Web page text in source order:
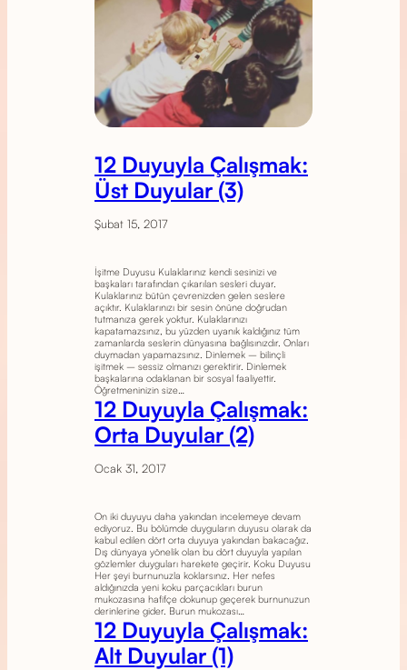
12 Duyuyla Çalışmak:
Üst Duyular (3)
Şubat 15, 2017
İşitme Duyusu Kulaklarınız kendi sesinizi ve
başkaları tarafından çıkarılan sesleri duyar.
Kulaklarınız bütün çevrenizden gelen seslere
açıktır. Kulaklarınızı bir sesin önüne doğrudan
tutmanıza gerek yoktur. Kulaklarınızı
kapatamazsınız, bu yüzden uyanık kaldığınız tüm
zamanlarda seslerin dünyasına bağlısınızdır. Onları
duymadan yapamazsınız. Dinlemek – bilinçli
işitmek – sessiz olmanızı gerektirir. Dinlemek
başkalarına odaklanan bir sosyal faaliyettir.
Öğretmeninizin size…
12 Duyuyla Çalışmak:
Orta Duyular (2)
Ocak 31, 2017
On iki duyuyu daha yakından incelemeye devam
ediyoruz. Bu bölümde duyguların duyusu olarak da
kabul edilen dört orta duyuya yakından bakacağız.
Dış dünyaya yönelik olan bu dört duyuyla yapılan
gözlemler duyguları harekete geçirir. Koku Duyusu
Her şeyi burnunuzla koklarsınız. Her nefes
aldığınızda yeni koku parçacıkları burun
mukozasına hafifçe dokunup geçerek burnunuzun
derinlerine gider. Burun mukozası…
12 Duyuyla Çalışmak:
Alt Duyular (1)